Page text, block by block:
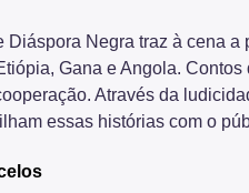
Negra traz à cena a
Gana e Angola.
Através da
essas histórias com o